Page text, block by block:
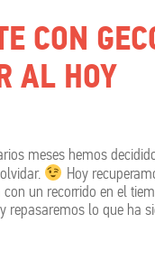
CON
AL HOY
meses hemos
Hoy
con un recorrido en el
repasaremos lo que ha